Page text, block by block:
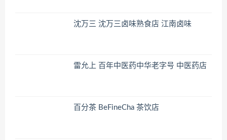
沈万三 沈万三卤味熟食店 江南卤味
雷允上 百年中医药中华老字号 中医药店
百分茶 BeFineCha 茶饮店